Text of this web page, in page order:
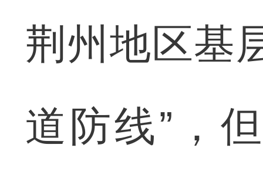
荆州地区基
道防线”，